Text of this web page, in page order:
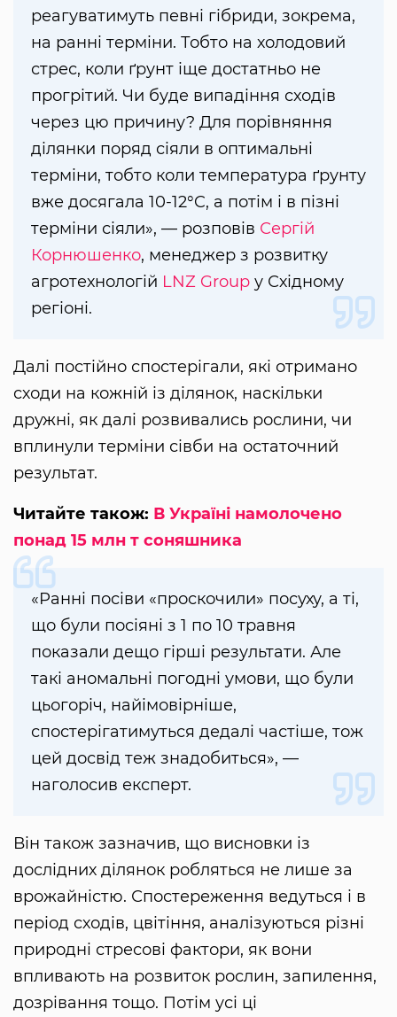
реагуватимуть певні гібриди, зокрема,
на ранні терміни. Тобто на холодовий
стрес, коли ґрунт іще достатньо не
прогрітий. Чи буде випадіння сходів
через цю причину? Для порівняння
ділянки поряд сіяли в оптимальні
терміни, тобто коли температура ґрунту
вже досягала 10-12°C, а потім і в пізні
терміни сіяли», — розповів Сергій
Корнюшенко, менеджер з розвитку
агротехнологій LNZ Group у Східному
регіоні.
Далі постійно спостерігали, які отримано
сходи на кожній із ділянок, наскільки
дружні, як далі розвивались рослини, чи
вплинули терміни сівби на остаточний
результат.
Читайте також: В Україні намолочено
понад 15 млн т соняшника
«Ранні посіви «проскочили» посуху, а ті,
що були посіяні з 1 по 10 травня
показали дещо гірші результати. Але
такі аномальні погодні умови, що були
цьогоріч, найімовірніше,
спостерігатимуться дедалі частіше, тож
цей досвід теж знадобиться», —
наголосив експерт.
Він також зазначив, що висновки із
дослідних ділянок робляться не лише за
врожайністю. Спостереження ведуться і в
період сходів, цвітіння, аналізуються різні
природні стресові фактори, як вони
впливають на розвиток рослин, запилення,
дозрівання тощо. Потім усі ці